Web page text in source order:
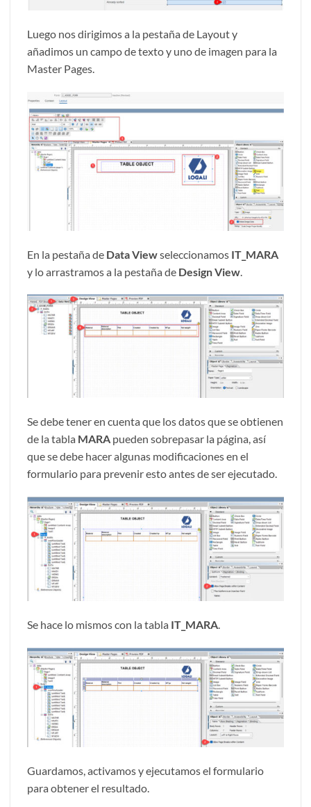
Luego nos dirigimos a la pestaña de Layout y
añadimos un campo de texto y uno de imagen para la
Master Pages.
En la pestaña de Data Viewseleccionamos IT_MARA
y lo arrastramos a la pestaña de Design View
Se debe tener en cuenta que los datos que se obtienen
de la tabla MARA pueden sobrepasar la página, así
que se debe hacer algunas modificaciones en el
formulario para prevenir esto antes de ser ejecutado.
Se hace lo mismos con la tabla IT_MARA
Guardamos, activamos y ejecutamos el formulario
para obtener el resultado.